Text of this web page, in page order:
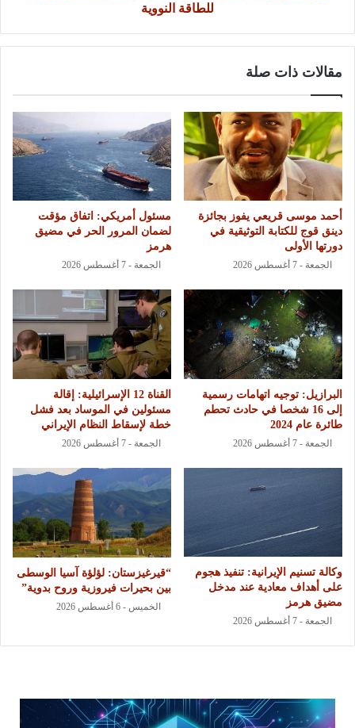
للطاقة النووية
مقالات ذات صلة
أحمد موسى قريعي يفوز بجائزة
دينق قوج للكتابة التوثيقية في
دورتها الأولى
الجمعة - 7 أغسطس 2026
مسئول أمريكي: اتفاق مؤقت
لضمان المرور الحر في مضيق
هرمز
الجمعة - 7 أغسطس 2026
البرازيل: توجيه اتهامات رسمية
إلى 16 شخصا في حادث تحطم
طائرة عام 2024
الجمعة - 7 أغسطس 2026
القناة 12 الإسرائيلية: إقالة
مسئولين في الموساد بعد فشل
خطة لإسقاط النظام الإيراني
الجمعة - 7 أغسطس 2026
وكالة تسنيم الإيرانية: تنفيذ هجوم
على أهداف معادية عند مدخل
مضيق هرمز
الجمعة - 7 أغسطس 2026
“قيرغيزستان: لؤلؤة آسيا الوسطى
بين بحيرات فيروزية وروح بدوية”
الخميس - 6 أغسطس 2026